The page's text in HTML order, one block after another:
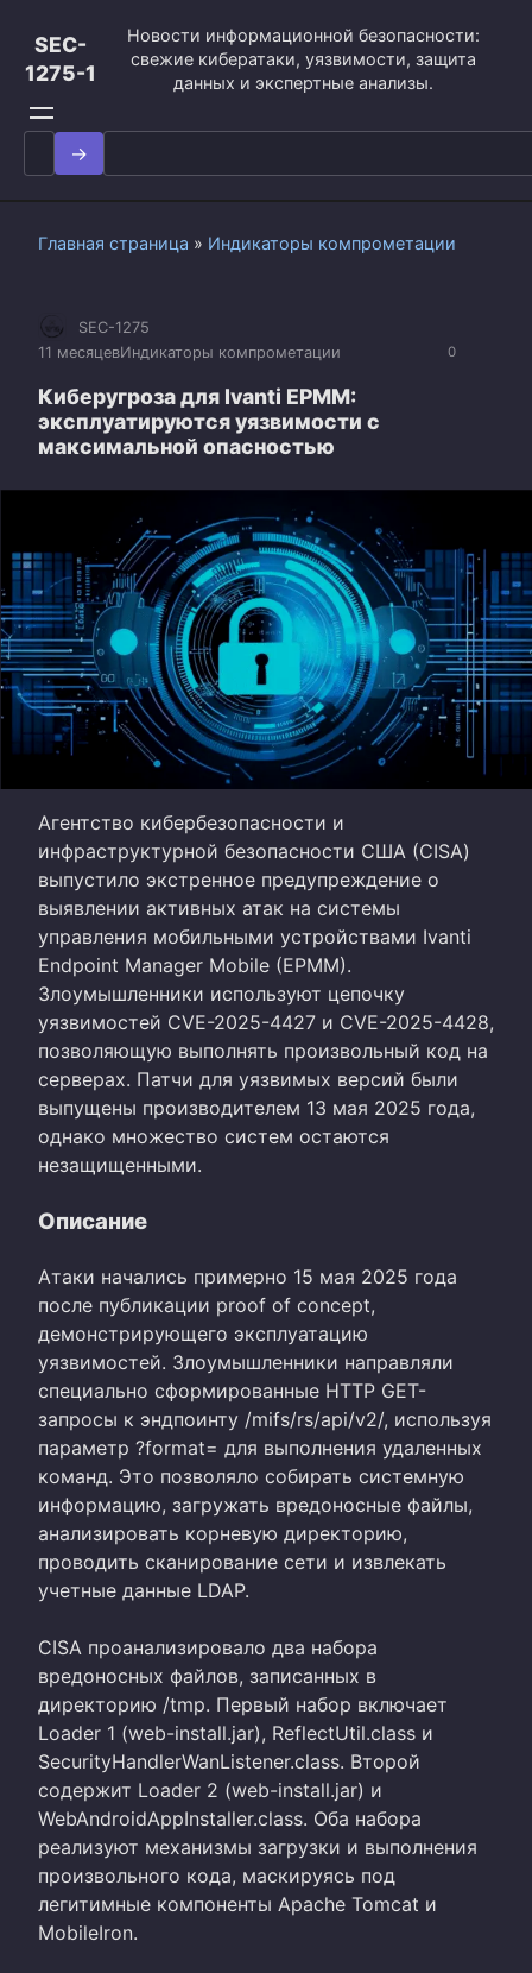
контенту
SEC-
1275-1
Новости информационной безопасности:
свежие кибератаки, уязвимости, защита
данных и экспертные анализы.
Search
for:
Главная страница » Индикаторы компрометации
0
SEC-1275
11 месяцевИндикаторы компрометации
Киберугроза для Ivanti EPMM:
эксплуатируются уязвимости с
максимальной опасностью
Агентство кибербезопасности и
инфраструктурной безопасности США (CISA)
выпустило экстренное предупреждение о
выявлении активных атак на системы
управления мобильными устройствами Ivanti
Endpoint Manager Mobile (EPMM).
Злоумышленники используют цепочку
уязвимостей CVE-2025-4427 и CVE-2025-4428,
позволяющую выполнять произвольный код на
серверах. Патчи для уязвимых версий были
выпущены производителем 13 мая 2025 года,
однако множество систем остаются
незащищенными.
Описание
Атаки начались примерно 15 мая 2025 года
после публикации proof of concept,
демонстрирующего эксплуатацию
уязвимостей. Злоумышленники направляли
специально сформированные HTTP GET-
запросы к эндпоинту /mifs/rs/api/v2/, используя
параметр ?format= для выполнения удаленных
команд. Это позволяло собирать системную
информацию, загружать вредоносные файлы,
анализировать корневую директорию,
проводить сканирование сети и извлекать
учетные данные LDAP.
CISA проанализировало два набора
вредоносных файлов, записанных в
директорию /tmp. Первый набор включает
Loader 1 (web-install.jar), ReflectUtil.class и
SecurityHandlerWanListener.class. Второй
содержит Loader 2 (web-install.jar) и
WebAndroidAppInstaller.class. Оба набора
реализуют механизмы загрузки и выполнения
произвольного кода, маскируясь под
легитимные компоненты Apache Tomcat и
MobileIron.